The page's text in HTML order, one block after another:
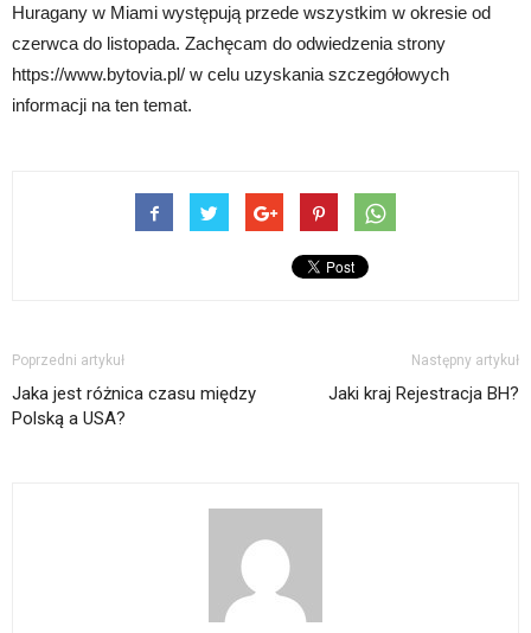
Huragany w Miami występują przede wszystkim w okresie od
czerwca do listopada. Zachęcam do odwiedzenia strony
https://www.bytovia.pl/ w celu uzyskania szczegółowych
informacji na ten temat.
Poprzedni artykuł
Jaka jest różnica czasu między
Polską a USA?
Następny artykuł
Jaki kraj Rejestracja BH?